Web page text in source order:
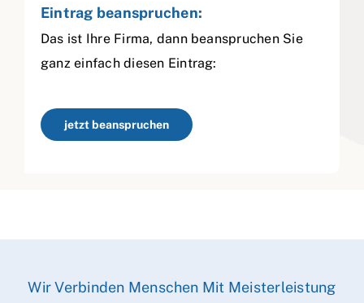
Eintrag beanspruchen:
Das ist Ihre Firma, dann beanspruchen Sie
ganz einfach diesen Eintrag:
jetzt beanspruchen
Wir Verbinden Menschen Mit Meisterleistung